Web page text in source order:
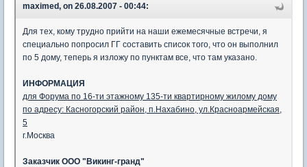
maximed, on 26.08.2007 - 00:44:
Для тех, кому трудно прийти на наши ежемесячные встречи, я
специально попросил ГГ составить список того, что он выполнил
по 5 дому, теперь я изложу по пунктам все, что там указано.
ИНФОРМАЦИЯ
для Форума по 16-ти этажному 135-ти квартирному жилому дому
по адресу: Касногорский район, п.Нахабино, ул.Красноармейская,
5
г.Москва
Заказчик ООО "Викинг-гранд"